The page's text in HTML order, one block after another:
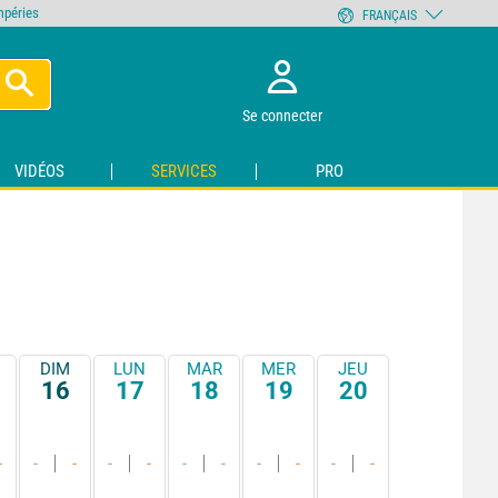
Se connecter
VIDÉOS SERVICES PRO
DIM
16
- -
LUN
17
- -
MAR
18
- -
MER
19
- -
JEU
20
- -
FRANÇAIS